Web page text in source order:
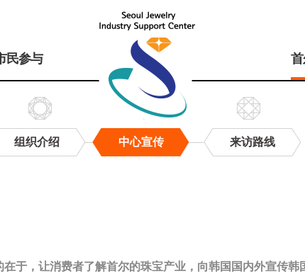
民参与
组织介绍 中心宣传 来访路线
于，让消费者了解首尔的珠宝产业，向韩国国内外宣传韩